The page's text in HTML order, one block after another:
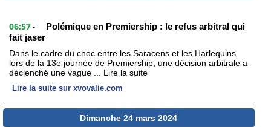
06:57 -
Polémique en Premiership : le refus arbitral qui
fait jaser
Dans le cadre du choc entre les Saracens et les Harlequins
lors de la 13e journée de Premiership, une décision arbitrale a
déclenché une vague ... Lire la suite
Lire la suite sur xvovalie.com
Dimanche 24 mars 2024